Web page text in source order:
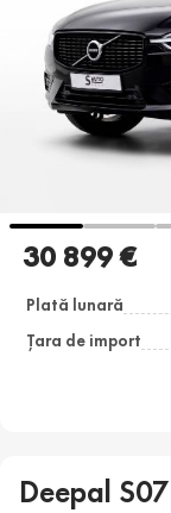
30 899 €
Plată lunară
Țara de import
Deepal S07